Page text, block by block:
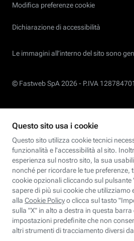
Modifica preferenze cookie
Dichiarazione di accessibilità
Le immagini all’interno del sito sono
© Fastweb SpA 2026 - P.IVA